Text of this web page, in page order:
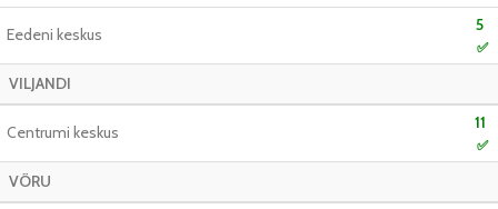
Eedeni keskus 5
✅
VILJANDI
Centrumi keskus 11
✅
VÕRU